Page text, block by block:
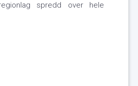
spredd over hele